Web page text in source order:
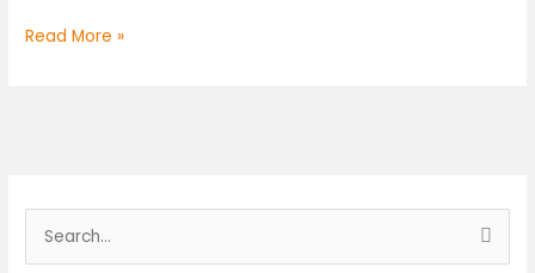
동
대
톡
ryboy3500
천
Read More »